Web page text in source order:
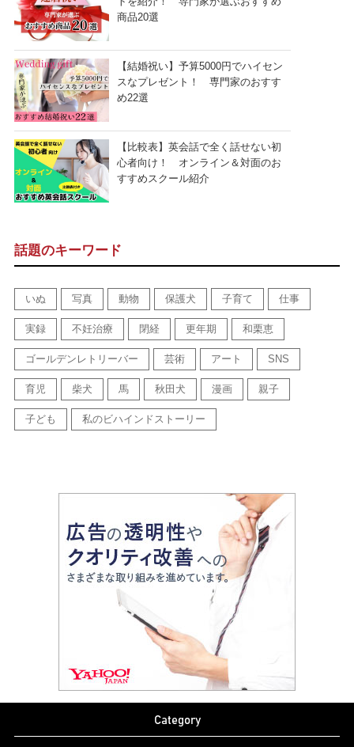
商品20選
【結婚祝い】予算5000円でハイセン
スなプレゼント！ 専門家のおすす
め22選
【比較表】英会話で全く話せない初
心者向け！ オンライン＆対面のお
すすめスクール紹介
話題のキーワード
いぬ 写真 動物 保護犬 子育て 仕事
実録 不妊治療 閉経 更年期 和栗恵
ゴールデンレトリーバー 芸術 アート SNS
育児 柴犬 馬 秋田犬 漫画 親子
子ども 私のビハインドストーリー
Category